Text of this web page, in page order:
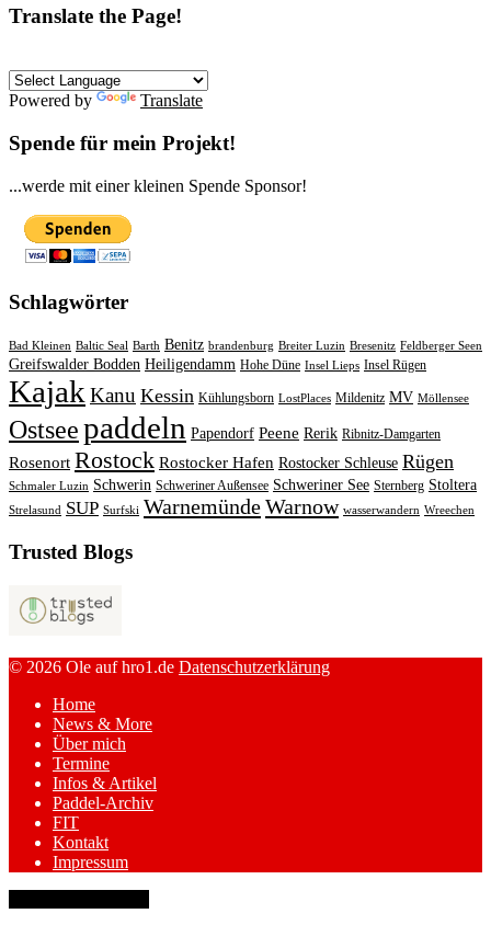
Translate the Page!
Powered by Translate
Spende für mein Projekt!
...werde mit einer kleinen Spende Sponsor!
Schlagwörter
Bad Kleinen Baltic Seal Barth Benitz brandenburg Breiter Luzin Bresenitz Feldberger Seen
Greifswalder Bodden Heiligendamm Hohe Düne Insel Lieps Insel Rügen
Kajak Kanu Kessin Kühlungsborn LostPlaces Mildenitz MV Möllensee
Ostseepaddeln Papendorf Peene Rerik Ribnitz-Damgarten
Rosenort Rostock Rostocker Hafen Rostocker Schleuse Rügen
Schmaler Luzin Schwerin Schweriner Außensee Schweriner See Sternberg Stoltera
Strelasund SUP Surfski WarnemündeWarnow wasserwandern Wreechen
Trusted Blogs
© 2026 Ole auf hro1.de Datenschutzerklärung
Home
News & More
Über mich
Termine
Infos & Artikel
Paddel-Archiv
FIT
Kontakt
Impressum